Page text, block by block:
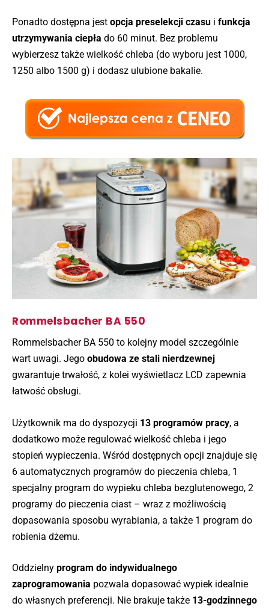
Ponadto dostępna jest opcja preselekcji czasu i funkcja
utrzymywania ciepła do 60 minut. Bez problemu
wybierzesz także wielkość chleba (do wyboru jest 1000,
1250 albo 1500 g) i dodasz ulubione bakalie.
Rommelsbacher BA 550
Rommelsbacher BA 550 to kolejny model szczególnie
wart uwagi. Jego obudowa ze stali nierdzewnej
gwarantuje trwałość, z kolei wyświetlacz LCD zapewnia
łatwość obsługi.
Użytkownik ma do dyspozycji 13 programów pracy, a
dodatkowo może regulować wielkość chleba i jego
stopień wypieczenia. Wśród dostępnych opcji znajduje się
6 automatycznych programów do pieczenia chleba, 1
specjalny program do wypieku chleba bezglutenowego, 2
programy do pieczenia ciast – wraz z możliwością
dopasowania sposobu wyrabiania, a także 1 program do
robienia dżemu.
Oddzielny program do indywidualnego
zaprogramowania pozwala dopasować wypiek idealnie
do własnych preferencji. Nie brakuje także 13-godzinnego